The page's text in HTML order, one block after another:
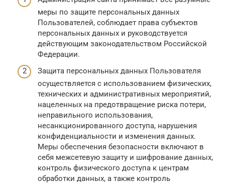
меры по защите персональных данных
Пользователей, соблюдает права субъектов
персональных данных и руководствуется
действующим законодательством Российской
Федерации.
Защита персональных данных Пользователя
осуществляется с использованием физических,
технических и административных мероприятий,
нацеленных на предотвращение риска потери,
неправильного использования,
несанкционированного доступа, нарушения
конфиденциальности и изменения данных.
Меры обеспечения безопасности включают в
себя межсетевую защиту и шифрование данных,
контроль физического доступа к центрам
обработки данных, а также контроль